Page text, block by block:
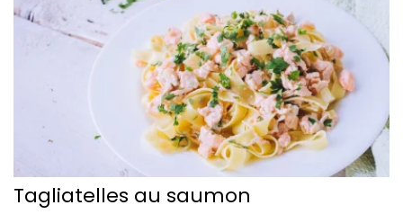
Tagliatelles au saumon